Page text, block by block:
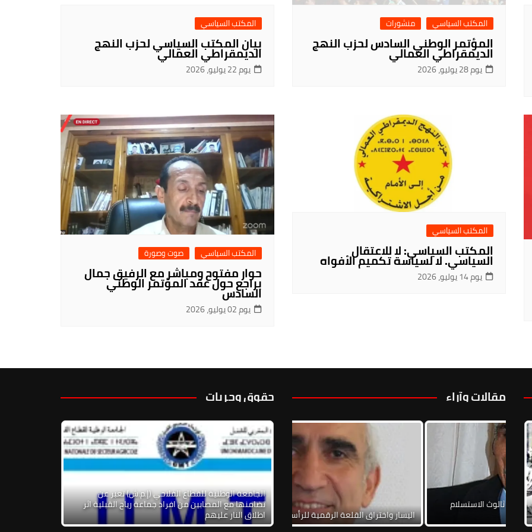
المكتب السياسي منشورات
المؤتمر الوطني السادس لحزب النهج
الديمقراطي العمالي
يوم 28 يوليو، 2026
المكتب السياسي
بيان المكتب السياسي لحزب النهج
الديمقراطي العمالي
يوم 22 يوليو، 2026
المكتب السياسي
المكتب السياسي: لا للاعتقال
السياسي. لا لسياسة تكميم الأفواه
يوم 14 يوليو، 2026
المكتب السياسي صوت وصورة
حوار مفتوح ومباشر مع الرفيق جمال
براجع حول عقد المؤتمر الوطني
السادس
يوم 02 يوليو، 2026
مقالات وآراء
اليسار واختراق القلعة الرقمية للرأسمالية
الإطاري الخاص بلبنان: مخاطر ثالوث الاستسلام
والحرب الأهلية
حقوق وحريات
الجامعة الوطنية للقطاع الفلاحي (إ.م.ش) تعبر عن
تضامنها مع المصابين من افراد جماعة رياح القبلية اثر
اطلاق النار عليهم
عائلات المختطفين مجهولي المصير: وقفة الحقيقة من
أجل الحقيقة، الإنصاف، الذاكرة وضد الإفلات من العقاب